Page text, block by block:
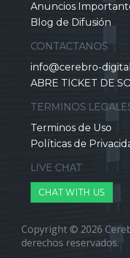
Anuncios
Blog de Difusión
CONTACTANOS
info@cerebro-
ABRE TICKET DE
TERMINOS
Terminos de Uso
Políticas de
LIVE CHAT
CHAT WITH US
Copyright © 2026
derechos reservados.